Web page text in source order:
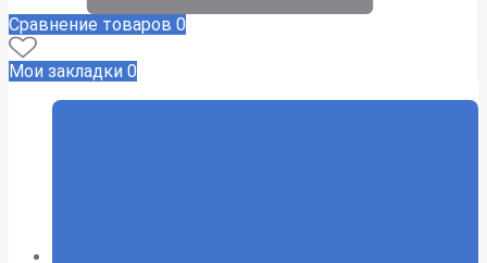
Сравнение товаров 0
Мои закладки 0